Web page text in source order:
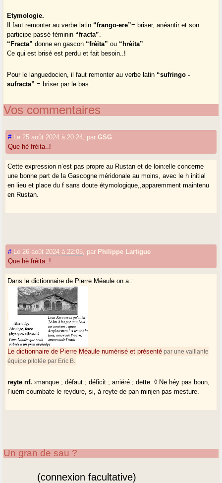
Etymologie.
Il faut remonter au verbe latin “frango-ere”= briser, anéantir et son
participe passé féminin “fracta”.
“Fracta”donne en gascon “frèita” ou “hrèita”
Ce qui est brisé est perdu et fait besoin..!
Pour le languedocien, il faut remonter au verbe latin “sufringo -
sufracta” = briser par le bas.
Vos commentaires
# Le 25 août 2024 à 20:24 parGSG
Que hè frèita..!
Cette expression n’est pas propre au Rustan et de loin:elle concerne
une bonne part de la Gascogne méridonale au moins, avec le h initial
en lieu et place du f sans doute étymologique,,apparemment maintenu
en Rustan.
# Le 26 août 2024 à 22:05 par Philippe Lartigue
Que hè frèita..!
Dans le dictionnaire de Pierre Méaule on a :
Le dictionnaire de Pierre Méaule numérisé et présenté par une vaillante
équipe pilotée par Eric B.
reyte nf. ›manque ; défaut ; déficit ; arriéré ; dette. ◊ Ne héy pas boun,
l’iuérn coumbate le reydure, si, à reyte de pan minjen pas mesture.
Un gran de sau ?
(connexion facultative)